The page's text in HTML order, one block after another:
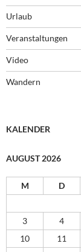
Urlaub
Veranstaltungen
Video
Wandern
KALENDER
AUGUST 2026
M D
3
4
10
11